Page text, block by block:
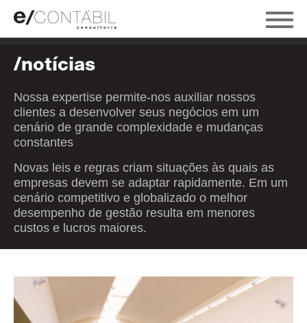
/notícias
Nossa expertise permite-nos auxiliar nossos
clientes a desenvolver seus negócios em um
cenário de grande complexidade e mudanças
constantes
Novas leis e regras criam situações às quais as
empresas devem se adaptar rapidamente. Em um
cenário competitivo e globalizado o melhor
desempenho de gestão resulta em menores
custos e lucros maiores.